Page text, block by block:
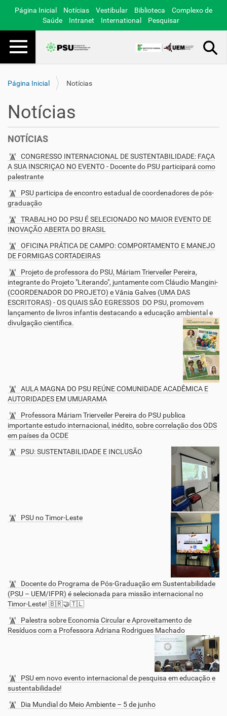
Página Inicial Notícias Vestibular Biblioteca
Complexo de
Saúde
Intranet International Pesquisar
Toggle navigation
Página Inicial
Notícias
Notícias
NOTÍCIAS
CONGRESSO INTERNACIONAL DE SUSTENTABILIDADE: FAÇA
A SUA INSCRIÇAO NO EVENTO - Docente do PSU participará como
palestrante
PSU participa de encontro estadual de coordenadores de pós-
graduação
TRABALHO DO PSU É SELECIONADO NO MAIOR EVENTO DE
INOVAÇÃO ABERTA DO BRASIL
OFICINA PRÁTICA DE CAMPO: COMPORTAMENTO E MANEJO
DE FORMIGAS CORTADEIRAS
Projeto de professora do PSU, Máriam Trierveiler Pereira,
integrante do Projeto "Literando", juntamente com Cláudio Mangini-
(COORDENADOR DO PROJETO) e Vânia Galves (UMA DAS
ESCRITORAS) - OS QUAIS SÃO EGRESSOS DO PSU, promovem
lançamento de livros infantis destacando a educação ambiental e
divulgação científica.
AULA MAGNA DO PSU REÚNE COMUNIDADE ACADÊMICA E
AUTORIDADES EM UMUARAMA
Professora Máriam Trierveiler Pereira do PSU publica
importante estudo internacional, inédito, sobre correlação dos ODS
em países da OCDE
PSU: SUSTENTABILIDADE E INCLUSÃO
PSU no Timor-Leste
Docente do Programa de Pós-Graduação em Sustentabilidade
(PSU – UEM/IFPR) é selecionada para missão internacional no
Timor-Leste! 🇧🇷🤝🇹🇱
Palestra sobre Economia Circular e Aproveitamento de
Resíduos com a Professora Adriana Rodrigues Machado
PSU em novo evento internacional de pesquisa em educação e
sustentabilidade!
Dia Mundial do Meio Ambiente – 5 de junho